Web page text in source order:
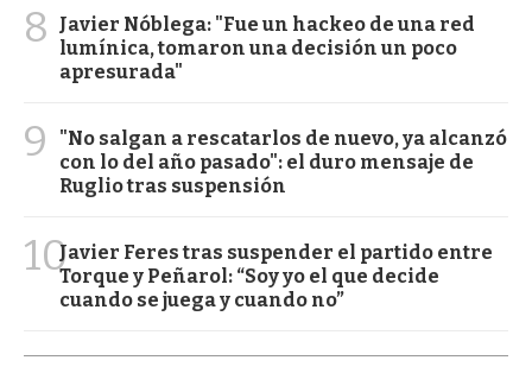
8
Javier Nóblega: "Fue un hackeo de una red
lumínica, tomaron una decisión un poco
apresurada"
9
"No salgan a rescatarlos de nuevo, ya alcanzó
con lo del año pasado": el duro mensaje de
Ruglio tras suspensión
10Javier Feres tras suspender el partido entre
Torque y Peñarol: “Soy yo el que decide
cuando se juega y cuando no”